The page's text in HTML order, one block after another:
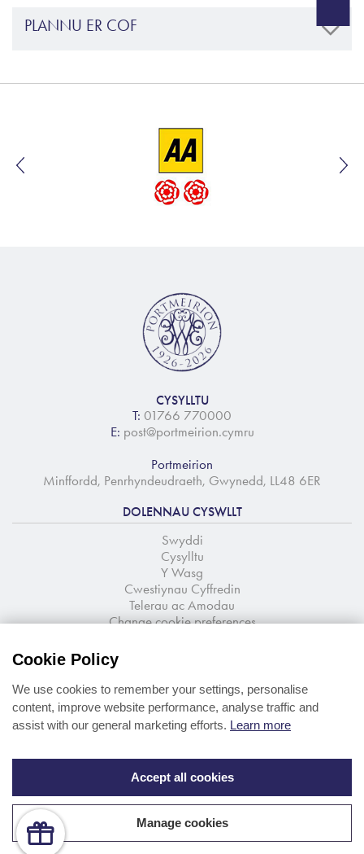
PLANNU ER COF
CYSYLLTU
T: 01766 770000
E: post@portmeirion.cymru
Portmeirion
Minffordd, Penrhyndeudraeth, Gwynedd, LL48 6ER
DOLENNAU CYSWLLT
Swyddi
Cysylltu
Y Wasg
Cwestiynau Cyffredin
Telerau ac Amodau
Change cookie preferences
TANYSGRIFIO I'R CYLCHLYTHYR
Newyddion a chynigion o lygad y ffynnon
© Portmeirion Ltd 2026
Cookie Policy
We use cookies to remember your settings, personalise
content, improve website performance, analyse traffic and
assist with our general marketing efforts. Learn more
Accept all cookies
Manage cookies